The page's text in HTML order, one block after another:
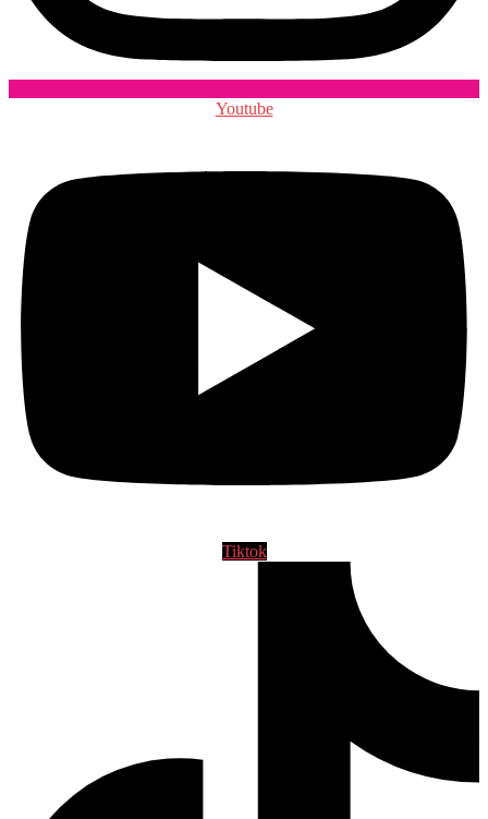
Youtube
Tiktok